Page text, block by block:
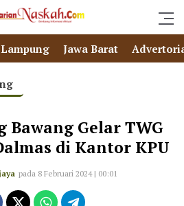
Lampung Jawa Barat
Bawang Gelar TWG
di Kantor KPU
pada 8 Februari 2024 | 00:01